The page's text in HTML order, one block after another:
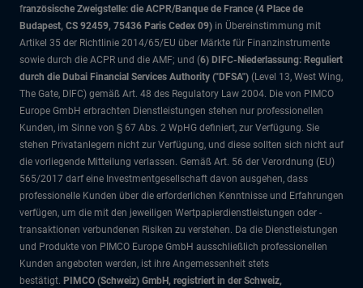
französische Zweigstelle: die ACPR/Banque de France (4 Place de
Budapest, CS 92459, 75436 Paris Cedex 09) in Übereinstimmung mit
Artikel 35 der Richtlinie 2014/65/EU über Märkte für Finanzinstrumente
sowie durch die ACPR und die AMF; und (6) DIFC-Niederlassung: Reguliert
durch die Dubai Financial Services Authority ("DFSA") (Level 13, West Wing,
The Gate, DIFC) gemäß Art. 48 des Regulatory Law 2004. Die von PIMCO
Europe GmbH erbrachten Dienstleistungen stehen nur professionellen
Kunden, im Sinne von § 67 Abs. 2 WpHG definiert, zur Verfügung. Sie
stehen Privatanlegern nicht zur Verfügung, und diese sollten sich nicht auf
die vorliegende Mitteilung verlassen. Gemäß Art. 56 der Verordnung (EU)
565/2017 darf eine Investmentgesellschaft davon ausgehen, dass
professionelle Kunden über die erforderlichen Kenntnisse und Erfahrungen
verfügen, um die mit den jeweiligen Wertpapierdienstleistungen oder -
transaktionen verbundenen Risiken zu verstehen. Da die Dienstleistungen
und Produkte von PIMCO Europe GmbH ausschließlich professionellen
Kunden angeboten werden, ist ihre Angemessenheit stets
bestätigt. PIMCO (Schweiz) GmbH, registriert in der Schweiz,